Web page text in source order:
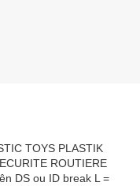
TOYS PLASTIK
ROUTIERE
DS ou ID break L =